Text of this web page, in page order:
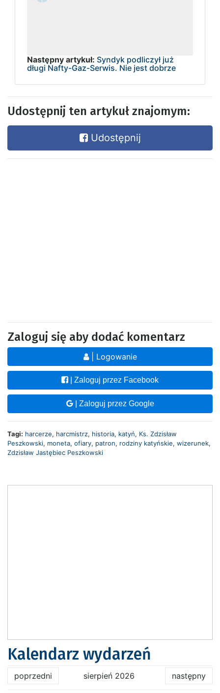
Następny artykuł: Syndyk podliczył już
długi Nafty-Gaz-Serwis. Nie jest dobrze
Udostępnij ten artykuł znajomym:
Udostępnij
Zaloguj się aby dodać komentarz
| Logowanie
| Zaloguj przez Facebook
| Zaloguj przez Google
Tagi: harcerze, harcmistrz, historia, katyń, Ks. Zdzisław
Peszkowski, moneta, ofiary, patron, rodziny katyńskie, wizerunek,
Zdzisław Jastębiec Peszkowski
Kalendarz wydarzeń
poprzedni sierpień 2026 następny